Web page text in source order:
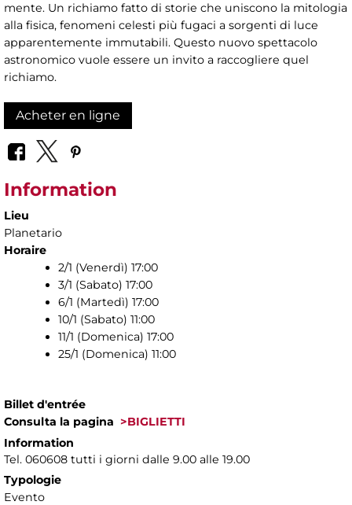
mente. Un richiamo fatto di storie che uniscono la mitologia
alla fisica, fenomeni celesti più fugaci a sorgenti di luce
apparentemente immutabili. Questo nuovo spettacolo
astronomico vuole essere un invito a raccogliere quel
richiamo.
Acheter en ligne
Information
Lieu
Planetario
Horaire
2/1 (Venerdì) 17:00
3/1 (Sabato) 17:00
6/1 (Martedì) 17:00
10/1 (Sabato) 11:00
11/1 (Domenica) 17:00
25/1 (Domenica) 11:00
Billet d'entrée
Consulta la pagina >BIGLIETTI
Information
Tel. 060608 tutti i giorni dalle 9.00 alle 19.00
Typologie
Evento